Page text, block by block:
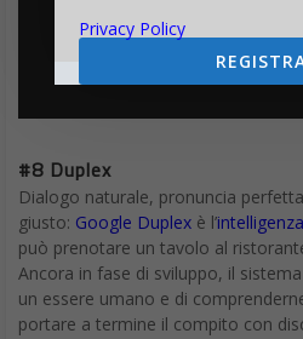
#8 Duplex
Dialogo naturale, pronuncia
giusto: Google Duplex è l’
può prenotare un tavolo al
Ancora in fase di sviluppo, il
un essere umano e di
portare a termine il compito con
Privacy Policy